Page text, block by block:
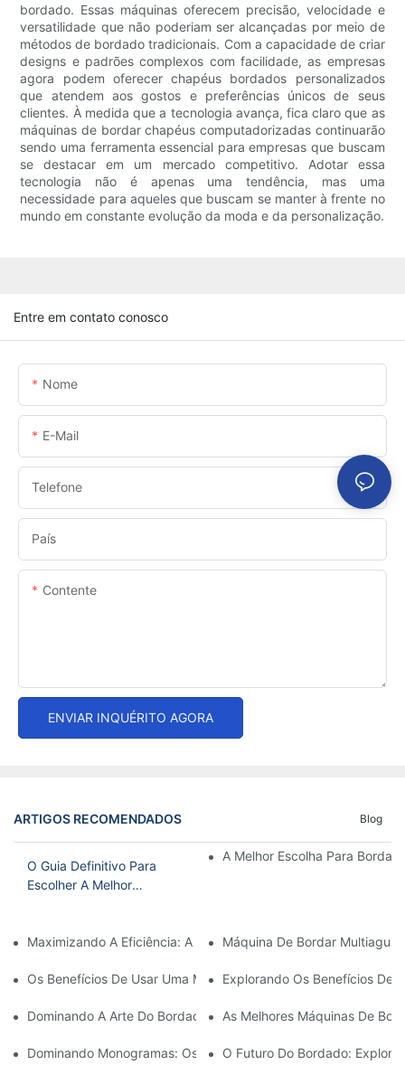
bordado. Essas máquinas oferecem precisão, velocidade e
versatilidade que não poderiam ser alcançadas por meio de
métodos de bordado tradicionais. Com a capacidade de criar
designs e padrões complexos com facilidade, as empresas
agora podem oferecer chapéus bordados personalizados
que atendem aos gostos e preferências únicos de seus
clientes. À medida que a tecnologia avança, fica claro que as
máquinas de bordar chapéus computadorizadas continuarão
sendo uma ferramenta essencial para empresas que buscam
se destacar em um mercado competitivo. Adotar essa
tecnologia não é apenas uma tendência, mas uma
necessidade para aqueles que buscam se manter à frente no
mundo em constante evolução da moda e da personalização.
Entre em contato conosco
Nome
E-Mail
Telefone
País
Contente
ENVIAR INQUÉRITO AGORA
ARTIGOS RECOMENDADOS Blog
O Guia Definitivo Para
Escolher A Melhor
A Melhor Escolha Para
Maximizando A Eficiência: A Máquina De Bordar De Cabeça
Máquina De Bordar
Os Benefícios De Usar Uma Máquina De Bordar De Agulha
Explorando Os Benefícios De
Dominando A Arte Do Bordado Com Agulha: Um Guia Para
As Melhores Máquinas De
Dominando Monogramas: Os Benefícios De Uma Máquina De
O Futuro Do Bordado: